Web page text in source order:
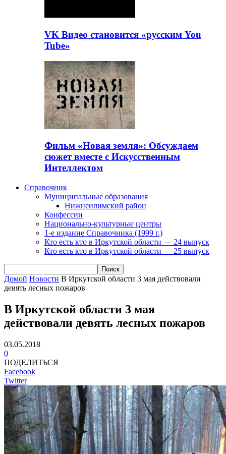
VK Видео становится «русским You
Tube»
Фильм «Новая земля»: Обсуждаем
сюжет вместе с Искусственным
Интеллектом
Справочник
Муниципальные образования
Нижнеилимский район
Конфессии
Национально-культурные центры
1-е издание Справочника (1999 г.)
Кто есть кто в Иркутской области — 24 выпуск
Кто есть кто в Иркутской области — 25 выпуск
Домой Новости В Иркутской области 3 мая действовали
девять лесных пожаров
В Иркутской области 3 мая
действовали девять лесных пожаров
03.05.2018
0
ПОДЕЛИТЬСЯ
Facebook
Twitter